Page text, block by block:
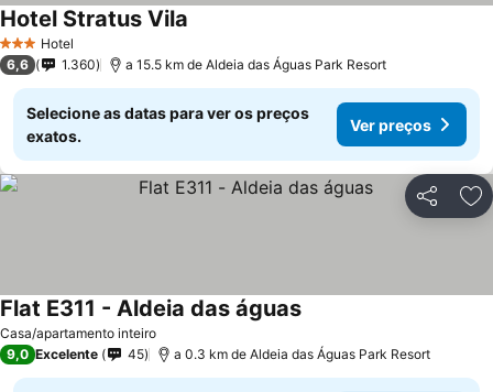
3 EstrelasHotel
Hotel Stratus Vila
6,6 1.360 a 15.5 km de Aldeia das Águas Park Resort
Selecione as datas para ver os preços
exatos.
Ver preços
Partilhar
Casa/apartamento inteiro
Flat E311 - Aldeia das águas
9,0 Excelente 45 a 0.3 km de Aldeia das Águas Park Resort